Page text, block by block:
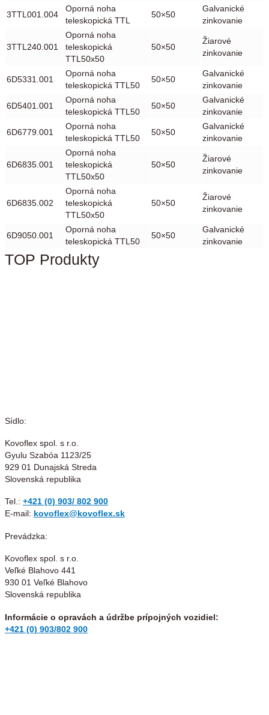
3TTL001.004
Oporná noha
teleskopická TTL
50×50
Galvanické
zinkovanie
3TTL240.001
Oporná noha
teleskopická
TTL50x50
50×50
Žiarové
zinkovanie
6D5331.001
Oporná noha
teleskopická TTL50
50×50
Galvanické
zinkovanie
6D5401.001
Oporná noha
teleskopická TTL50
50×50
Galvanické
zinkovanie
6D6779.001
Oporná noha
teleskopická TTL50
50×50
Galvanické
zinkovanie
6D6835.001
Oporná noha
teleskopická
TTL50x50
50×50
Žiarové
zinkovanie
6D6835.002
Oporná noha
teleskopická
TTL50x50
50×50
Žiarové
zinkovanie
6D9050.001
Oporná noha
teleskopická TTL50
50×50
Galvanické
zinkovanie
TOP Produkty
Sídlo:
Kovoflex spol. s r.o.
Gyulu Szabóa 1123/25
929 01 Dunajská Streda
Slovenská republika
Tel.: +421 (0) 903/ 802 900
E-mail: kovoflex@kovoflex.sk
Prevádzka:
Kovoflex spol. s r.o.
Veľké Blahovo 441
930 01 Veľké Blahovo
Slovenská republika
Informácie o opravách a údržbe prípojných vozidiel:
+421 (0) 903/802 900